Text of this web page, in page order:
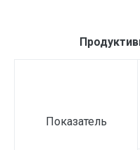
Показатель